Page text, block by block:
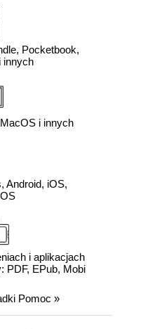
Pocketbook,
innych
i innych
Android, iOS,
i aplikacjach
PDF, EPub, Mobi
Pomoc »